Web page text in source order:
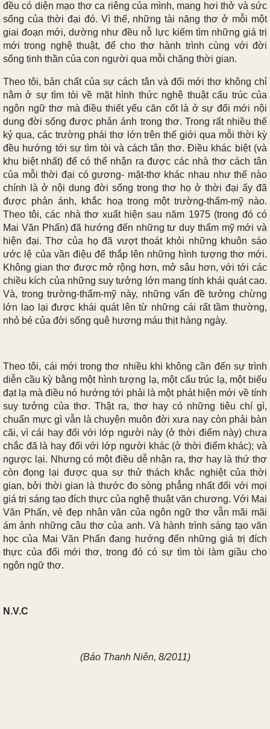
đều có diện mạo thơ ca riêng của mình, mang hơi thở và sức
sống của thời đại đó. Vì thế, những tài năng thơ ở mỗi một
giai đoạn mới, dường như đều nỗ lực kiếm tìm những giá trị
mới trong nghệ thuật, để cho thơ hành trình cùng với đời
sống tinh thần của con người qua mỗi chặng thời gian.
Theo tôi, bản chất của sự cách tân và đổi mới thơ không chỉ
nằm ở sự tìm tòi về mặt hình thức nghệ thuật cấu trúc của
ngôn ngữ thơ mà điều thiết yếu căn cốt là ở sự đổi mới nội
dung đời sống được phản ánh trong thơ. Trong rất nhiều thế
kỷ qua, các trường phái thơ lớn trên thế giới qua mỗi thời kỳ
đều hướng tới sự tìm tòi và cách tân thơ. Điều khác biệt (và
khu biệt nhất) để có thể nhận ra được các nhà thơ cách tân
của mỗi thời đại có gương- mặt-thơ khác nhau như thế nào
chính là ở nội dung đời sống trong thơ họ ở thời đại ấy đã
được phản ánh, khắc hoạ trong một trường-thẩm-mỹ nào.
Theo tôi, các nhà thơ xuất hiện sau năm 1975 (trong đó có
Mai Văn Phấn) đã hướng đến những tư duy thẩm mỹ mới và
hiện đại. Thơ của họ đã vượt thoát khỏi những khuôn sáo
ước lệ của vần điệu để thắp lên những hình tượng thơ mới.
Không gian thơ được mở rộng hơn, mở sâu hơn, với tới các
chiều kích của những suy tưởng lớn mang tính khái quát cao.
Và, trong trường-thẩm-mỹ này, những vấn đề tưởng chừng
lớn lao lại được khái quát lên từ những cái rất tầm thường,
nhỏ bé của đời sống quê hương máu thịt hàng ngày.
Theo tôi, cái mới trong thơ nhiều khi không cần đến sự trình
diễn cầu kỳ bằng một hình tượng lạ, một cấu trúc lạ, một biểu
đạt lạ mà điều nó hướng tới phải là một phát hiện mới về tính
suy tưởng của thơ. Thật ra, thơ hay có những tiêu chí gì,
chuẩn mực gì vẫn là chuyện muôn đời xưa nay còn phải bàn
cãi, vì cái hay đối với lớp người này (ở thời điểm này) chưa
chắc đã là hay đối với lớp người khác (ở thời điểm khác); và
ngược lại. Nhưng có một điều dễ nhận ra, thơ hay là thứ thơ
còn đọng lại được qua sự thử thách khắc nghiệt của thời
gian, bởi thời gian là thước đo sòng phẳng nhất đối với mọi
giá trị sáng tạo đích thực của nghệ thuật văn chương. Với Mai
Văn Phấn, vẻ đẹp nhân văn của ngôn ngữ thơ vẫn mãi mãi
ám ảnh những câu thơ của anh. Và hành trình sáng tạo văn
học của Mai Văn Phấn đang hướng đến những giá trị đích
thực của đổi mới thơ, trong đó có sự tìm tòi làm giầu cho
ngôn ngữ thơ.
N.V.C
(Báo Thanh Niên, 8/2011)